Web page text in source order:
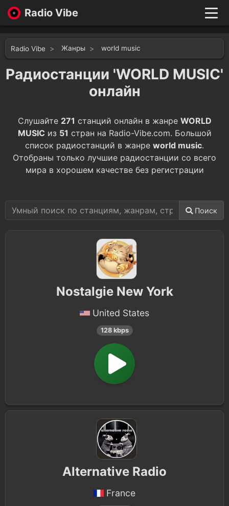
Radio Vibe
New
Genres
Likes
Top 100
Radio Vibe Жанры world music
Радиостанции 'WORLD MUSIC'
онлайн
Слушайте 271 станций онлайн в жанре WORLD
MUSIC из 51 стран на Radio-Vibe.com. Большой
список радиостанций в жанре world music.
Отобраны только лучшие радиостанции со всего
мира в хорошем качестве без регистрации
Поиск
Nostalgie New York
United States
128 kbps
Alternative Radio
France